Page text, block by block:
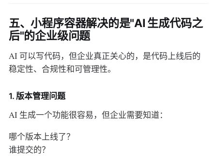
五、小程序容器解决的是"AI 生成代码之
后"的企业级问题
AI 可以写代码，但企业真正关心的，是代码上线后的
稳定性、合规性和可管理性。
1. 版本管理问题
AI 生成一个功能很容易，但企业需要知道：
哪个版本上线了？
谁提交的？